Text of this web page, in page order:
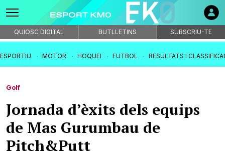
QUIOSC DIGITAL BUTLLETINS SUBSCRIU-TE
MOTOR HOQUEI FUTBOL RESULTATS I
Golf
Jornada d’èxits dels equips
de Mas Gurumbau de
Pitch&Putt